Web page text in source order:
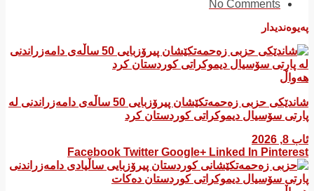
No Comments
پەیوەندیدار
هەواڵ
شاندێکی حزبی زەحمەتکێشان پیرۆزبایی 50 ساڵەی دامەزراندنی لە
پارتی سۆسیال دیموکراتی کوردستان کرد
ئاب 8, 2026
Facebook Twitter Google+ Linked In Pinterest